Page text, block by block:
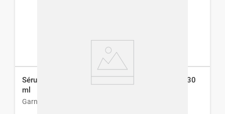
Sérum Facial Iluminador Vitamina C de Garnier x 30
ml
Garnier